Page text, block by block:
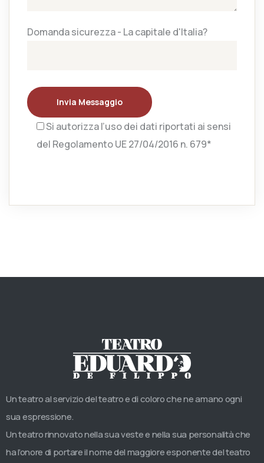
Domanda sicurezza - La capitale d'Italia?
Invia Messaggio
Si autorizza l’uso dei dati riportati ai sensi
del Regolamento UE 27/04/2016 n. 679*
Un teatro al servizio del teatro e di coloro che ne amano ogni
sua espressione.
Un teatro rinnovato nella sua veste e nella sua personalità che
ha l’onore di portare il nome del maggiore esponente del teatro